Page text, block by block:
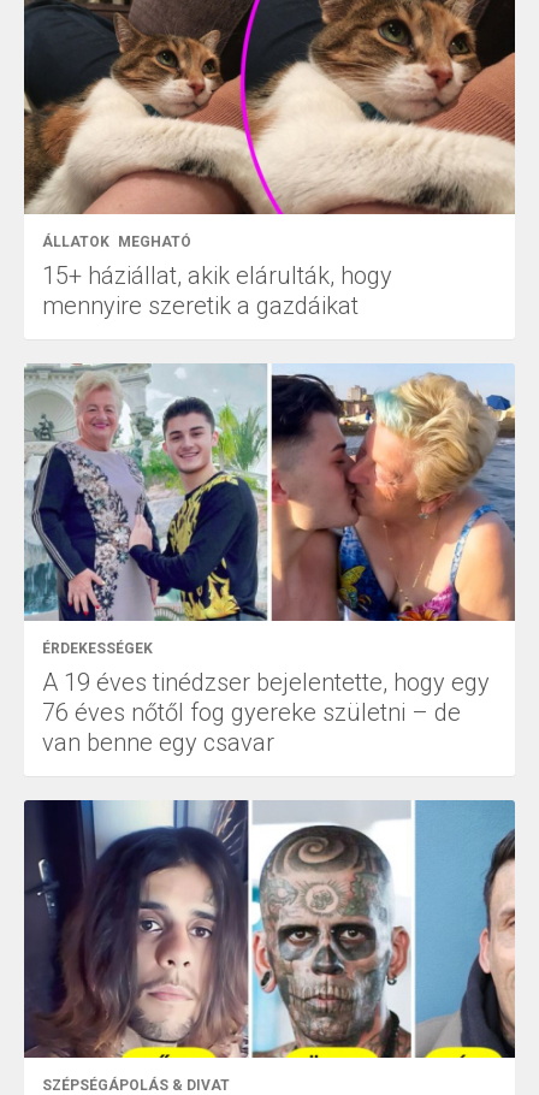
ÁLLATOK MEGHATÓ
15+ háziállat, akik elárulták, hogy
mennyire szeretik a gazdáikat
ÉRDEKESSÉGEK
A 19 éves tinédzser bejelentette, hogy egy
76 éves nőtől fog gyereke születni – de
van benne egy csavar
SZÉPSÉGÁPOLÁS & DIVAT